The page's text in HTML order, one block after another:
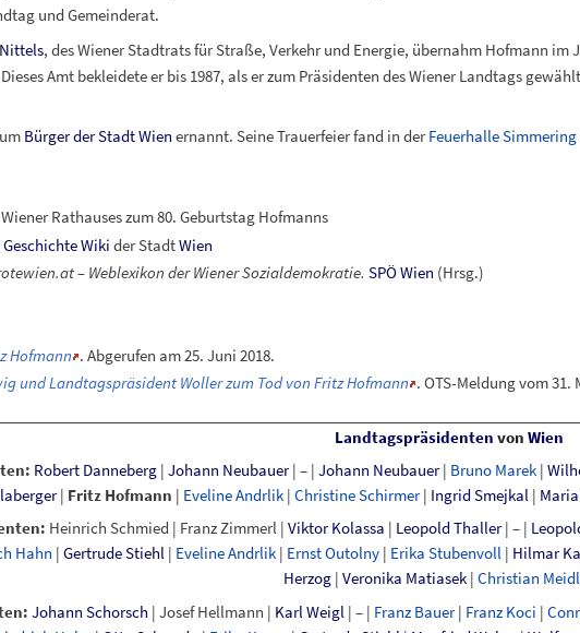
und Gemeinderat.
, des Wiener Stadtrats für Straße, Verkehr und Energie, übernahm Hofmann im
Amt bekleidete er bis 1987, als er zum Präsidenten des Wiener Landtags
Bürger der Stadt Wien ernannt. Seine Trauerfeier fand in derFeuerhalle Simmering
Rathauses zum 80. Geburtstag Hofmanns
Wiki der StadtWien
– Weblexikon der Wiener Sozialdemokratie. SPÖ Wien (Hrsg.)
Hofmann . Abgerufen am 25. Juni 2018.
und Landtagspräsident Woller zum Tod von Fritz Hofmann . OTS-Meldung vom 31.
Landtagspräsidenten von Wien
Robert Danneberg | Johann Neubauer | – | Johann Neubauer | Bruno Marek |
| Fritz Hofmann | Eveline Andrlik | Christine Schirmer | Ingrid Smejkal |
Heinrich Schmied | Franz Zimmerl | Viktor Kolassa | Leopold Thaller | – |
Hahn | Gertrude Stiehl | Eveline Andrlik | Ernst Outolny | Erika Stubenvoll | Hilmar
Herzog | Veronika Matiasek | Christian
Johann Schorsch | Josef Hellmann | Karl Weigl | – | Franz Bauer | Franz Koci |